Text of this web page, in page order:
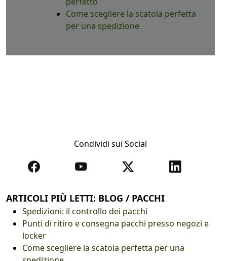
Come scegliere la scatola perfetta
per una spedizione
Condividi sui Social
ARTICOLI PIÙ LETTI: BLOG / PACCHI
Spedizioni: il controllo dei pacchi
Punti di ritiro e consegna pacchi presso negozi e
locker
Come scegliere la scatola perfetta per una